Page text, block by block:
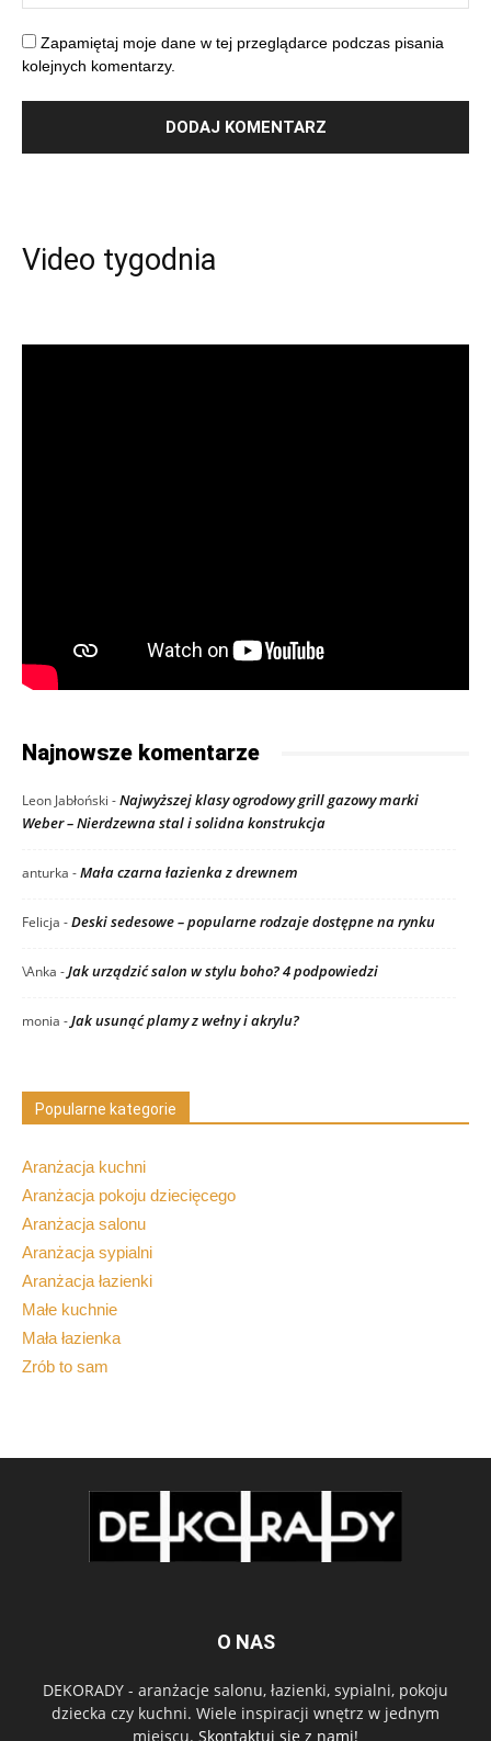
Zapamiętaj moje dane w tej przeglądarce podczas pisania
kolejnych komentarzy.
Video tygodnia
Najnowsze komentarze
Leon Jabłoński -Najwyższej klasy ogrodowy grill gazowy marki
Weber – Nierdzewna stal i solidna konstrukcja
anturka -Mała czarna łazienka z drewnem
Felicja -Deski sedesowe – popularne rodzaje dostępne na rynku
\Anka -Jak urządzić salon w stylu boho? 4 podpowiedzi
monia -Jak usunąć plamy z wełny i akrylu?
Popularne kategorie
Aranżacja kuchni
Aranżacja pokoju dziecięcego
Aranżacja salonu
Aranżacja sypialni
Aranżacja łazienki
Małe kuchnie
Mała łazienka
Zrób to sam
O NAS
DEKORADY - aranżacje salonu, łazienki, sypialni, pokoju
dziecka czy kuchni. Wiele inspiracji wnętrz w jednym
miejscu. Skontaktuj się z nami!